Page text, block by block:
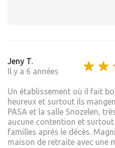
Jeny T.
Il y a 6 années
Un établissement où il fait
heureux et surtout ils
PASA et la salle Snozelen,
aucune contention et
familles après le décès.
maison de retraite avec une